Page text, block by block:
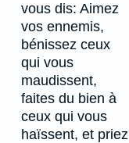
vous dis: Aimez
vos ennemis,
bénissez ceux
qui vous
maudissent,
faites du bien à
ceux qui vous
haïssent, et priez